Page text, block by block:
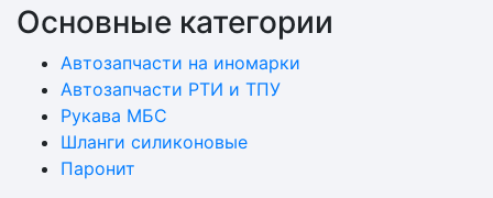
Основные категории
Автозапчасти на иномарки
Автозапчасти РТИ и ТПУ
Рукава МБС
Шланги силиконовые
Паронит